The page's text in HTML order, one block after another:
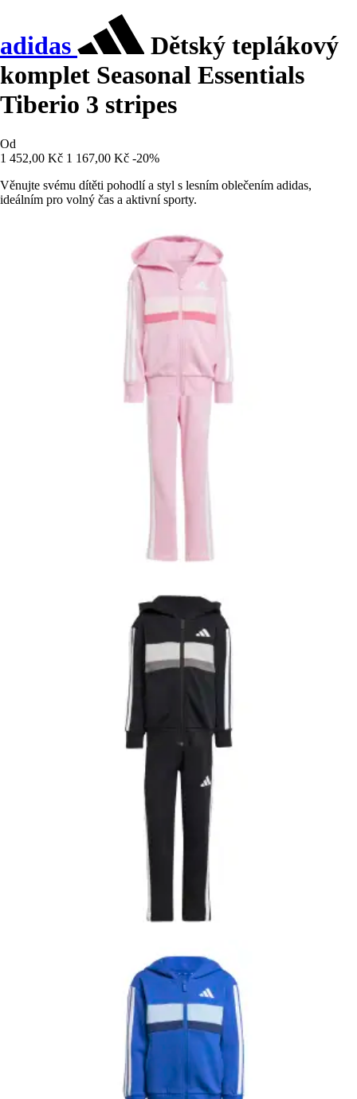
adidas
Dětský teplákový
komplet Seasonal Essentials
Tiberio 3 stripes
Od
1 452,00 Kč 1 167,00 Kč -20%
Věnujte svému dítěti pohodlí a styl s lesním oblečením adidas,
ideálním pro volný čas a aktivní sporty.